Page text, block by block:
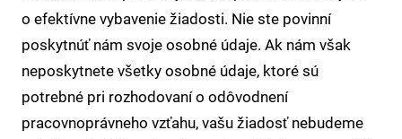
o efektívne vybavenie žiadosti. Nie ste povinní
poskytnúť nám svoje osobné údaje. Ak nám však
neposkytnete všetky osobné údaje, ktoré sú
potrebné pri rozhodovaní o odôvodnení
pracovnoprávneho vzťahu, vašu žiadosť nebudeme